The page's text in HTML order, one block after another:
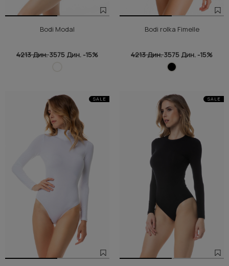
Bodi Modal
4213 Дин.3575 Дин. -15%
Bodi rolka Fimelle
4213 Дин.3575 Дин. -15%
SALE SALE